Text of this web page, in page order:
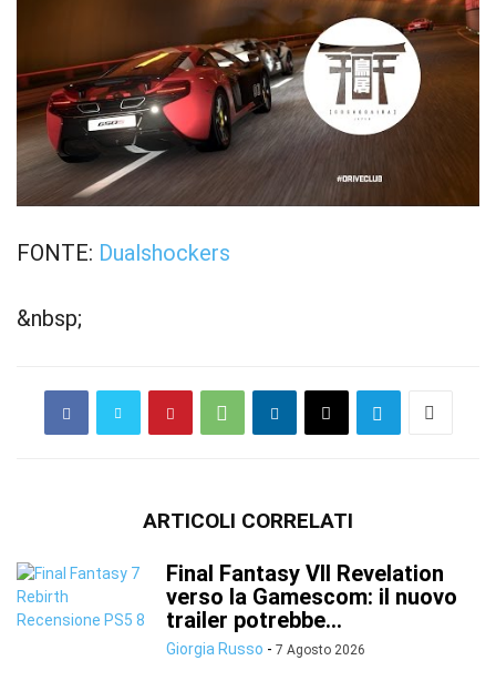
FONTE: Dualshockers
&nbsp;
ARTICOLI CORRELATI
Final Fantasy VII Revelation
verso la Gamescom: il nuovo
trailer potrebbe...
Giorgia Russo - 7 Agosto 2026